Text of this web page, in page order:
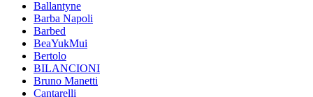
Ballantyne
Barba Napoli
Barbed
BeaYukMui
Bertolo
BILANCIONI
Bruno Manetti
Cantarelli